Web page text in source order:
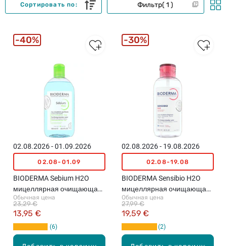
Фильтр 1
Сортировать по:
02.08.2026 - 01.09.2026
02.08-01.09
BIODERMA Sebium H2O
мицеллярная очищающая
вода, 500мл
Обычная цена
13,95 €
23,29 €
6
40%
02.08.2026 - 19.08.2026
02.08-19.08
BIODERMA Sensibio H2O
мицеллярная очищающая
вода, 850мл
Обычная цена
19,59 €
27,99 €
2
30%